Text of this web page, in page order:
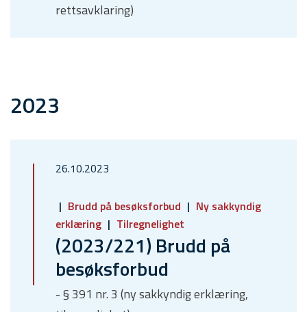
rettsavklaring)
2023
26.10.2023
Brudd på besøksforbud
Ny sakkyndig
erklæring
Tilregnelighet
(2023/221) Brudd på
besøksforbud
- § 391 nr. 3 (ny sakkyndig erklæring,